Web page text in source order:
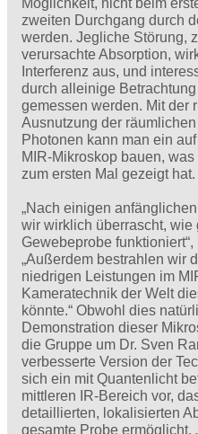
Möglichkeit, nicht beim
zweiten Durchgang durch
werden. Jegliche Störung,
verursachte Absorption,
Interferenz aus, und
durch alleinige
gemessen werden. Mit der
Ausnutzung der
Photonen kann man ein
MIR-Mikroskop bauen,
zum ersten Mal gezeigt hat.
„Nach einigen
wir wirklich überrascht, wie
Gewebeprobe
„Außerdem bestrahlen wir
niedrigen Leistungen im
Kameratechnik der Welt
könnte.“ Obwohl dies
Demonstration dieser
die Gruppe um Dr. Sven
verbesserte Version der
sich ein mit Quantenlicht
mittleren IR-Bereich vor,
detaillierten, lokalisierten
gesamte Probe ermöglicht.